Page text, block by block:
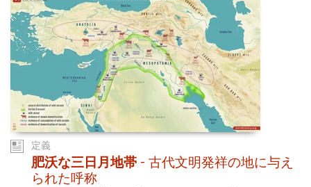
定義
肥沃な三日月地帯 - 古代文明発祥の地に与え
られた呼称